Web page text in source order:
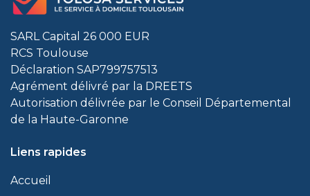
SARL Capital 26 000 EUR
RCS Toulouse
Déclaration SAP799757513
Agrément délivré par la DREETS
Autorisation délivrée par le Conseil Départemental
de la Haute-Garonne
Liens rapides
Accueil